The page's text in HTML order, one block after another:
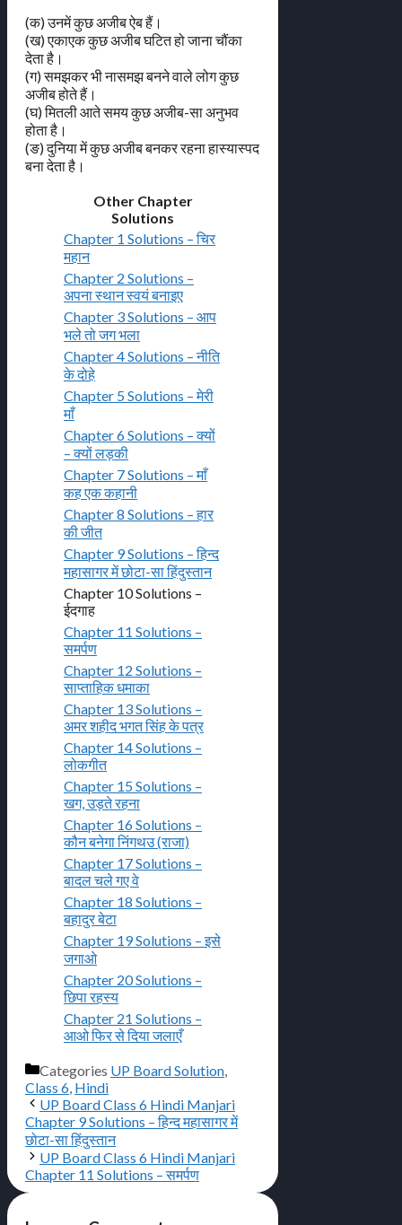
(क) उनमें कुछ अजीब ऐब हैं।
(ख) एकाएक कुछ अजीब घटित हो जाना चौंका
देता है।
(ग) समझकर भी नासमझ बनने वाले लोग कुछ
अजीब होते हैं।
(घ) मितली आते समय कुछ अजीब-सा अनुभव
होता है।
(ङ) दुनिया में कुछ अजीब बनकर रहना हास्यास्पद
बना देता है।
Other Chapter
Solutions
Chapter 1 Solutions – चिर
महान
Chapter 2 Solutions –
अपना स्थान स्वयं बनाइए
Chapter 3 Solutions – आप
भले तो जग भला
Chapter 4 Solutions – नीति
के दोहे
Chapter 5 Solutions – मेरी
माँ
Chapter 6 Solutions – क्यों
– क्यों लड़की
Chapter 7 Solutions – माँ
कह एक कहानी
Chapter 8 Solutions – हार
की जीत
Chapter 9 Solutions – हिन्द
महासागर में छोटा-सा हिंदुस्तान
Chapter 10 Solutions –
ईदगाह
Chapter 11 Solutions –
समर्पण
Chapter 12 Solutions –
साप्ताहिक धमाका
Chapter 13 Solutions –
अमर शहीद भगत सिंह के पत्र
Chapter 14 Solutions –
लोकगीत
Chapter 15 Solutions –
खग, उड़ते रहना
Chapter 16 Solutions –
कौन बनेगा निंगथउ (राजा)
Chapter 17 Solutions –
बादल चले गए वे
Chapter 18 Solutions –
बहादुर बेटा
Chapter 19 Solutions – इसे
जगाओ
Chapter 20 Solutions –
छिपा रहस्य
Chapter 21 Solutions –
आओ फिर से दिया जलाएँ
Categories UP Board Solution
Class 6 Hindi
UP Board Class 6 Hindi Manjari
Chapter 9 Solutions – हिन्द महासागर में
छोटा-सा हिंदुस्तान
UP Board Class 6 Hindi Manjari
Chapter 11 Solutions – समर्पण